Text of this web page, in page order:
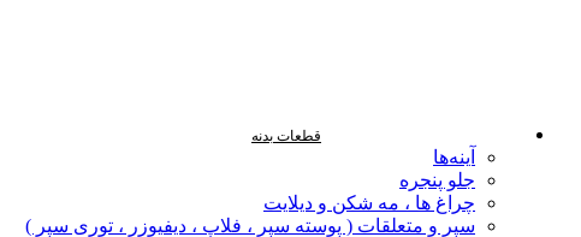
قطعات بدنه
آینه‌ها
جلو پنجره
چراغ‌ ها ، مه‌ شکن و دیلایت
سپر و متعلقات ( پوسته سپر ، فلاپ ، دیفیوزر ، توری سپر )